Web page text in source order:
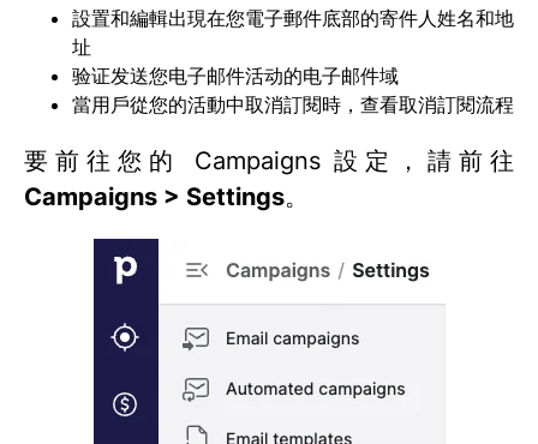
設置和編輯出現在您電子郵件底部的寄件人姓名和地
址
验证发送您电子邮件活动的电子邮件域
當用戶從您的活動中取消訂閱時，查看取消訂閱流程
要前往您的 Campaigns 設定，請前往
Campaigns > Settings。